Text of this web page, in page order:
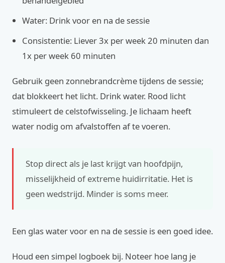
Water: Drink voor en na de sessie
Consistentie: Liever 3x per week 20 minuten dan
1x per week 60 minuten
Gebruik geen zonnebrandcrème tijdens de sessie;
dat blokkeert het licht. Drink water. Rood licht
stimuleert de celstofwisseling. Je lichaam heeft
water nodig om afvalstoffen af te voeren.
Stop direct als je last krijgt van hoofdpijn,
misselijkheid of extreme huidirritatie. Het is
geen wedstrijd. Minder is soms meer.
Een glas water voor en na de sessie is een goed idee.
Houd een simpel logboek bij. Noteer hoe lang je